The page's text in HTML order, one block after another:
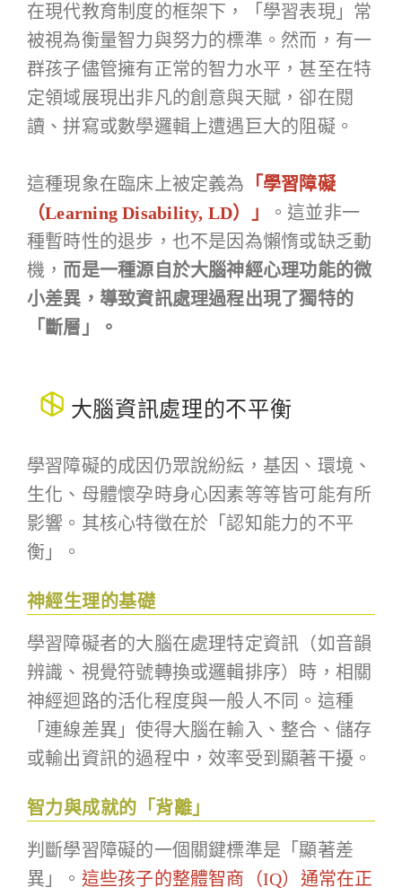
在現代教育制度的框架下，「學習表現」常
被視為衡量智力與努力的標準。然而，有一
群孩子儘管擁有正常的智力水平，甚至在特
定領域展現出非凡的創意與天賦，卻在閱
讀、拼寫或數學邏輯上遭遇巨大的阻礙。
這種現象在臨床上被定義為 「學習障礙
（Learning Disability, LD）」
。這並非一
種暫時性的退步，也不是因為懶惰或缺乏動
機， 而是一種源自於大腦神經心理功能的微
小差異，導致資訊處理過程出現了獨特的
「斷層」。
大腦資訊處理的不平衡
學習障礙的成因仍眾說紛紜，基因、環境、
生化、母體懷孕時身心因素等等皆可能有所
影響。其核心特徵在於「認知能力的不平
衡」。
神經生理的基礎
學習障礙者的大腦在處理特定資訊（如音韻
辨識、視覺符號轉換或邏輯排序）時，相關
神經迴路的活化程度與一般人不同。這種
「連線差異」使得大腦在輸入、整合、儲存
或輸出資訊的過程中，效率受到顯著干擾。
智力與成就的「背離」
判斷學習障礙的一個關鍵標準是「顯著差
異」。 這些孩子的整體智商（IQ）通常在正